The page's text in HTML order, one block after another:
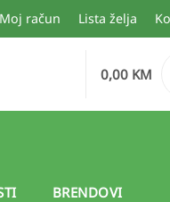
Moj račun Lista želja
0,00 KM
BRENDOVI